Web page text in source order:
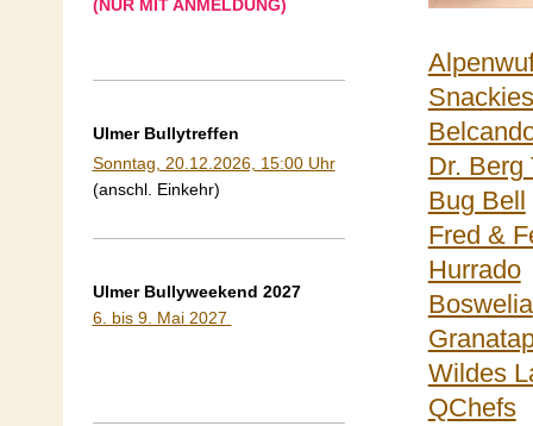
Snackies
Dr. Berg
Bug Bell
Fred &
Hurrado
Boswelia
Wildes
QChefs
(NUR MIT ANMELDUNG)
Ulmer Bullytreffen
Sonntag, 20.12.2026, 15:00 Uhr
(anschl. Einkehr)
Ulmer Bullyweekend 2027
6. bis 9. Mai 2027